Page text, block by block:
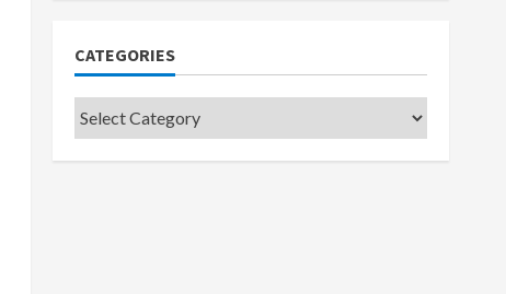
CATEGORIES
Categories